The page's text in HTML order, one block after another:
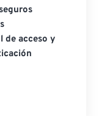
de acceso y